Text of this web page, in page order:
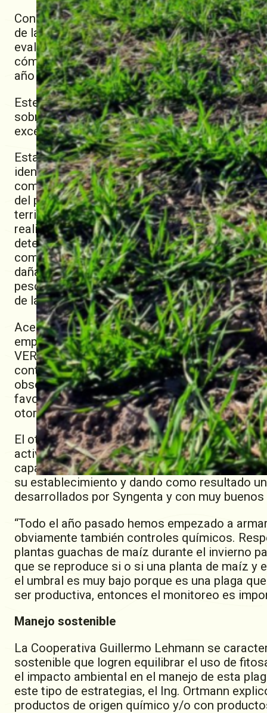
Consciente de la incertidumbre que este
de la Lehmann inició una recopilación de
evaluar la evolución de la población de
cómo evoluciona la población del insecto a lo
año ya empezamos a detectar la presencia
Este monitoreo es esencial para adaptar
sobre el manejo del Maíz se basen en
excelencia.
Esta chicharrita que se encuentra en el maíz,
identificada como vector de una serie de
complejo del achaparramiento del maíz, que
del país. Sin embargo, en el invierno del año
territorio santafesino y esto ha generado
realidad no es la que hace el daño, sino que
deterioran el cultivo. Por eso es un complejo
como el mosquito en el dengue, produciendo
dañadas las cuales producen el quiebre de
peso, si el daño es muy severo puede
de la Lehmann.
Acerca de los productos que ofrecen aliados
empresa de fitosanitarios sacó al mercado
VERDAVIS®, con tecnología PLINAZOLIN®,
control de Chicharrita, debe aplicarse en
observan los primeros adultos en los
favorables en cuanto a eficacia y control
otorgar acción protectora residual.
El otro producto es FORTENZA® es un
activo Cyantraniliprole, y que se aplica como
capaz de prevenir el daño de los insectos
su establecimiento y dando como resultado
desarrollados por Syngenta y con muy
“Todo el año pasado hemos empezado a
obviamente también controles químicos.
plantas guachas de maíz durante el invierno
que se reproduce si o si una planta de maíz y
el umbral es muy bajo porque es una plaga
ser productiva, entonces el monitoreo es
Manejo sostenible
La Cooperativa Guillermo Lehmann se
sostenible que logren equilibrar el uso de
el impacto ambiental en el manejo de esta
este tipo de estrategias, el Ing. Ortmann
productos de origen químico y/o con